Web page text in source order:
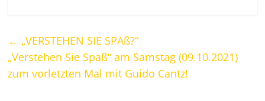
← „VERSTEHEN SIE SPAß?“
„Verstehen Sie Spaß“ am Samstag (09.10.2021)
zum vorletzten Mal mit Guido Cantz!